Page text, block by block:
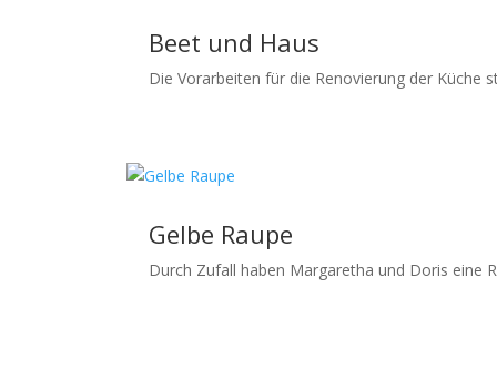
Beet und Haus
Die Vorarbeiten für die Renovierung der Küche
Gelbe Raupe
Durch Zufall haben Margaretha und Doris eine